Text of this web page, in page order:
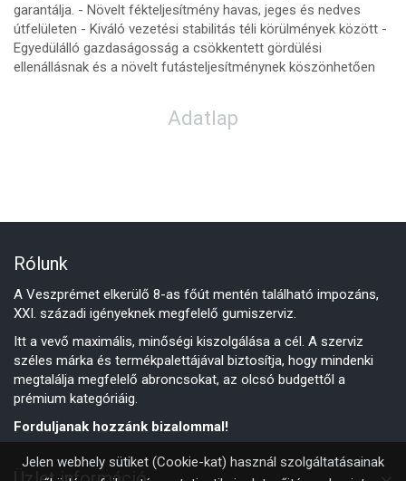
garantálja. - Növelt fékteljesítmény havas, jeges és nedves
útfelületen - Kiváló vezetési stabilitás téli körülmények között -
Egyedülálló gazdaságosság a csökkentett gördülési
ellenállásnak és a növelt futásteljesítménynek köszönhetően
Adatlap
Rólunk
A Veszprémet elkerülő 8-as főút mentén található impozáns,
XXI. századi igényeknek megfelelő gumiszerviz.
Itt a vevő maximális, minőségi kiszolgálása a cél. A szerviz
széles márka és termékpalettájával biztosítja, hogy mindenki
megtalálja megfelelő abroncsokat, az olcsó budgettől a
prémium kategóriáig.
Forduljanak hozzánk bizalommal!
Jelen webhely sütiket (Cookie-kat) használ szolgáltatásainak